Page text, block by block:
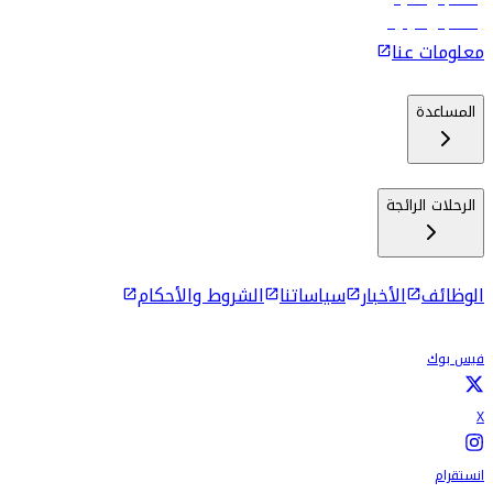
رحلات إلى كولومبو
معلومات عنا
المساعدة
الرحلات الرائجة
الوظائف الأخبار سياساتنا الشروط والأحكام
فيس بوك
X
انستقرام